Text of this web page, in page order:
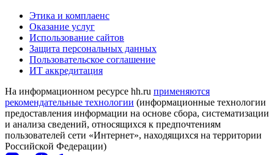
Этика и комплаенс
Оказание услуг
Использование сайтов
Защита персональных данных
Пользовательское соглашение
ИТ аккредитация
На информационном ресурсе hh.ru применяются
рекомендательные технологии (информационные технологии
предоставления информации на основе сбора, систематизации
и анализа сведений, относящихся к предпочтениям
пользователей сети «Интернет», находящихся на территории
Российской Федерации)